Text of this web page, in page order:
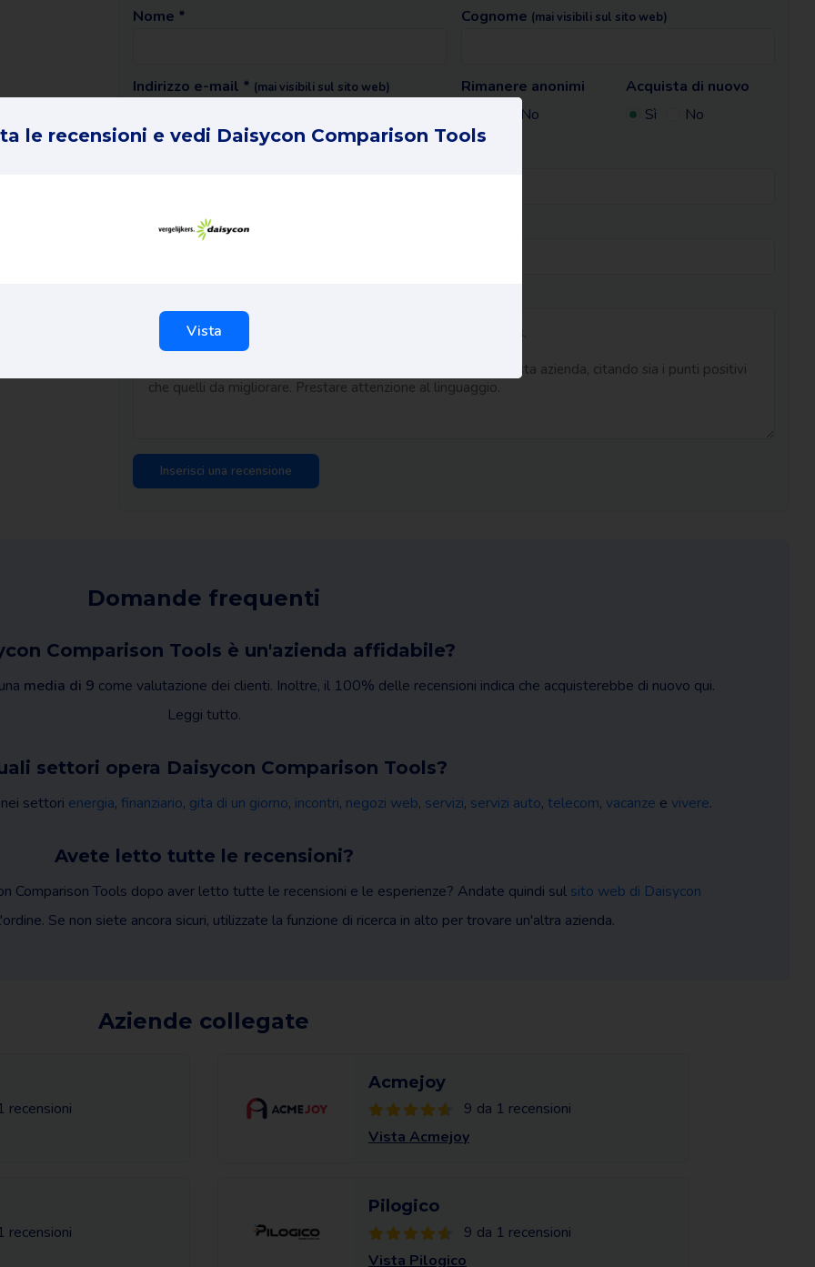
Nome * Cognome (mai visibili sul sito web)
Indirizzo e-mail * (mai visibili sul sito web)
Rimanere anonimi
No
Acquista di nuovo
Sì
No
ID dell'ordine *
Domande frequenti
Comparison Tools è un'azienda affidabile?
media di 9 come valutazione dei clienti. Inoltre, il 100% delle recensioni indica che acquisterebbe di nuovo qui.
Leggi tutto.
settori opera Daisycon Comparison Tools?
settori energia, finanziario, gita di un giorno, incontri, negozi web, servizi, servizi auto, telecom, vacanze e vivere.
Avete letto tutte le recensioni?
Comparison Tools dopo aver letto tutte le recensioni e le esperienze? Andate quindi sul sito web di Daisycon
Se non siete ancora sicuri, utilizzate la funzione di ricerca in alto per trovare un'altra azienda.
Aziende collegate
recensioni
Acmejoy
9 da 1 recensioni
Vista Acmejoy
recensioni
Pilogico
9 da 1 recensioni
Vista Pilogico
le recensioni e vedi Daisycon Comparison Tools
Vista